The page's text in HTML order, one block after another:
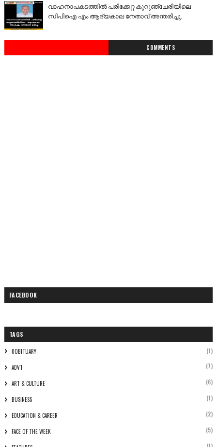
വാഹനാപകടത്തിൽ പരിക്കേറ്റ കുറുഞ്ചേരിയിലെ
സിപിഐ എം ആദ്യകാല നേതാവ് അന്തരിച്ചു.
COMMENTS
FACEBOOK
TAGS
0OBITUARY (1)
ADVT (7)
ART & CULTURE (6)
BUSINESS (1)
EDUCATION & CAREER (2)
FACE OF THE WEEK (5)